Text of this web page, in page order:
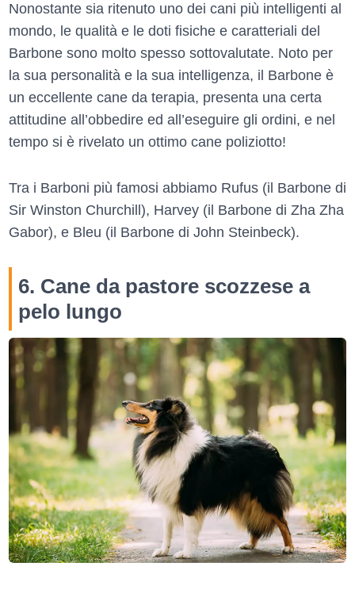
Nonostante sia ritenuto uno dei cani più intelligenti al
mondo, le qualità e le doti fisiche e caratteriali del
Barbone sono molto spesso sottovalutate. Noto per
la sua personalità e la sua intelligenza, il Barbone è
un eccellente cane da terapia, presenta una certa
attitudine all’obbedire ed all’eseguire gli ordini, e nel
tempo si è rivelato un ottimo cane poliziotto!
Tra i Barboni più famosi abbiamo Rufus (il Barbone di
Sir Winston Churchill), Harvey (il Barbone di Zha Zha
Gabor), e Bleu (il Barbone di John Steinbeck).
6. Cane da pastore scozzese a
pelo lungo